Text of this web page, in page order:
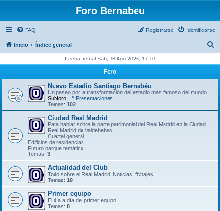
Foro Bernabeu
FAQ Identificarse
Registrarse
Inicio Índice general
c
Fecha actual Sab, 08 Ago 2026, 17:10
Foro
Nuevo Estadio Santiago Bernabéu
Un paseo por la transformación del estadio más famoso del mundo
Subforo:
Presentaciones
Temas: 102
Ciudad Real Madrid
Para hablar sobre la parte patrimonial del Real Madrid en la Ciudad
Real Madrid de Valdebebas.
Cuartel general
Edificios de residencias
Futuro parque temático
Temas: 3
Actualidad del Club
Todo sobre el Real Madrid. Noticias, fichajes...
Temas: 18
Primer equipo
El día a día del primer equipo
Temas: 8